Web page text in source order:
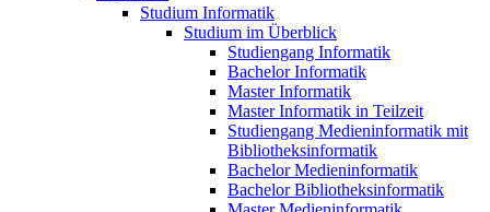
Studium Informatik
Studium im Überblick
Studiengang Informatik
Bachelor Informatik
Master Informatik
Master Informatik in Teilzeit
Studiengang Medieninformatik mit
Bibliotheksinformatik
Bachelor Medieninformatik
Bachelor Bibliotheksinformatik